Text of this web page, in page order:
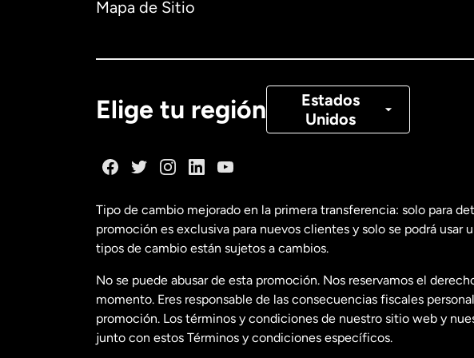
Mapa de Sitio
Elige tu región
Estados
Unidos
Canadá Français
Estados Unidos English
Estados Unidos Español
Francia
Tipo de cambio mejorado en la primera transferencia: solo para
promoción es exclusiva para nuevos clientes y solo se podrá usar
tipos de cambio están sujetos a cambios.
No se puede abusar de esta promoción. Nos reservamos el
momento. Eres responsable de las consecuencias fiscales
promoción. Los términos y condiciones de nuestro sitio web y
junto con estos Términos y condiciones específicos.